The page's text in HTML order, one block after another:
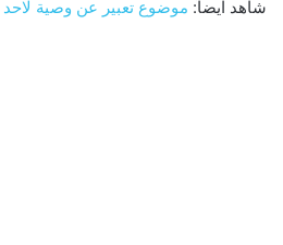
شاهد ايضاً: موضوع تعبير عن وصية